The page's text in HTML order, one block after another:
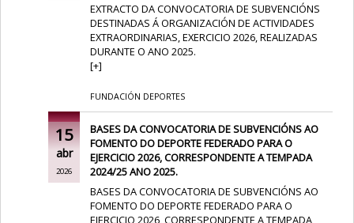
EXTRACTO DA CONVOCATORIA DE SUBVENCIÓNS
DESTINADAS Á ORGANIZACIÓN DE ACTIVIDADES
EXTRAORDINARIAS, EXERCICIO 2026, REALIZADAS
DURANTE O ANO 2025.
[+]
FUNDACIÓN DEPORTES
15
abr
2026
BASES DA CONVOCATORIA DE SUBVENCIÓNS AO
FOMENTO DO DEPORTE FEDERADO PARA O
EJERCICIO 2026, CORRESPONDENTE A TEMPADA
2024/25 ANO 2025.
BASES DA CONVOCATORIA DE SUBVENCIÓNS AO
FOMENTO DO DEPORTE FEDERADO PARA O
EJERCICIO 2026, CORRESPONDENTE A TEMPADA